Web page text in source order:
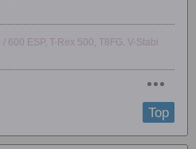
600 ESP, T-Rex 500, T8FG. V-Stabi
Top